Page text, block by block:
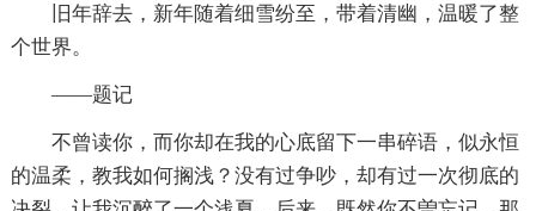
旧年辞去，新年随着细雪纷至，带着清幽，温暖了整
个世界。
——题记
不曾读你，而你却在我的心底留下一串碎语，似永恒
的温柔，教我如何搁浅？没有过争吵，却有过一次彻底的